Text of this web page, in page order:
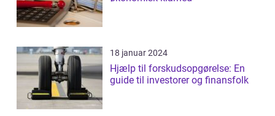
18 januar 2024
Hjælp til forskudsopgørelse: En
guide til investorer og finansfolk